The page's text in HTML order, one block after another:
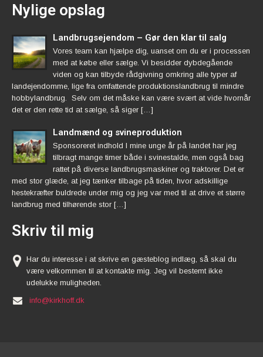
Nylige opslag
Landbrugsejendom – Gør den klar til salg
Vores team kan hjælpe dig, uanset om du er i processen
med at købe eller sælge. Vi besidder dybdegående
viden og kan tilbyde rådgivning omkring alle typer af
landejendomme, lige fra omfattende produktionslandbrug til mindre
hobbylandbrug. Selv om det måske kan være svært at vide hvornår
det er den rette tid at sælge, så siger […]
Landmænd og svineproduktion
Sponsoreret indhold I mine unge år på landet har jeg
tilbragt mange timer både i svinestalde, men også bag
rattet på diverse landbrugsmaskiner og traktorer. Det er
med stor glæde, at jeg tænker tilbage på tiden, hvor adskillige
hestekræfter buldrede under mig og jeg var med til at drive et større
landbrug med tilhørende stor […]
Skriv til mig
Har du interesse i at skrive en gæsteblog indlæg, så skal du
være velkommen til at kontakte mig. Jeg vil bestemt ikke
udelukke muligheden.
info@kirkhoff.dk